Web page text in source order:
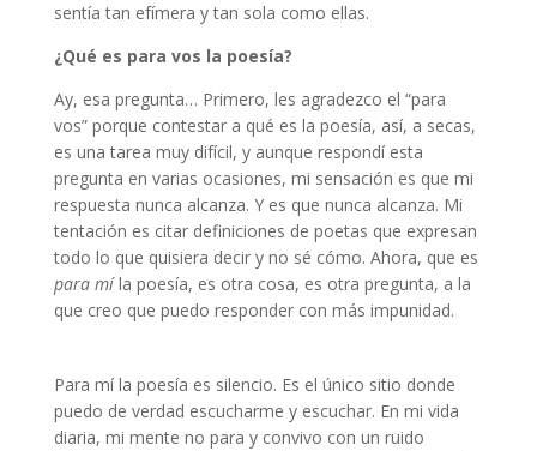
sentía tan efímera y tan sola como ellas.
¿Qué es para vos la poesía?
Ay, esa pregunta… Primero, les agradezco el “para
vos” porque contestar a qué es la poesía, así, a secas,
es una tarea muy difícil, y aunque respondí esta
pregunta en varias ocasiones, mi sensación es que mi
respuesta nunca alcanza. Y es que nunca alcanza. Mi
tentación es citar definiciones de poetas que expresan
todo lo que quisiera decir y no sé cómo. Ahora, que es
para míla poesía, es otra cosa, es otra pregunta, a la
que creo que puedo responder con más impunidad.
Para mí la poesía es silencio. Es el único sitio donde
puedo de verdad escucharme y escuchar. En mi vida
diaria, mi mente no para y convivo con un ruido